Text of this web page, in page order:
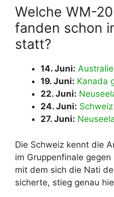
Welche WM-
fanden schon
statt?
14. Juni:
19. Juni: Kanada
22. Juni:
24. Juni:
27. Juni:
Die Schweiz kennt die
im Gruppenfinale
mit dem sich die Nati
sicherte, stieg genau